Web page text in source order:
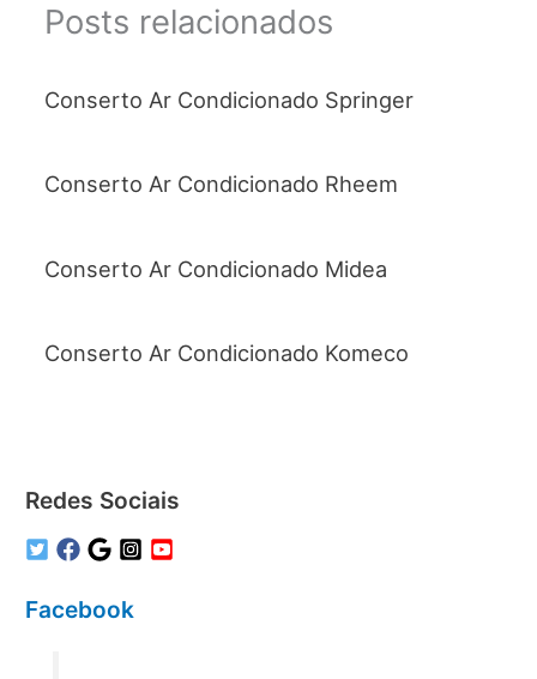
Posts relacionados
Conserto Ar Condicionado Springer
Conserto Ar Condicionado Rheem
Conserto Ar Condicionado Midea
Conserto Ar Condicionado Komeco
Redes Sociais
Facebook